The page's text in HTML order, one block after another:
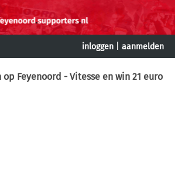
inloggen aanmelden
Feyenoord - Vitesse en win 21 euro